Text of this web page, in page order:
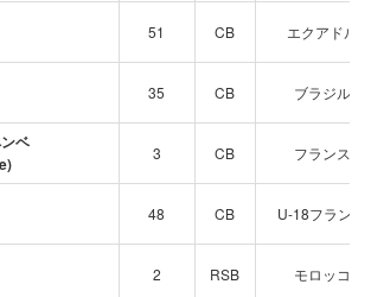
51 CB エクアドル
35 CB ブラジル代
ベ
3 CB フランス代
48 CB U-18フランス
2 RSB モロッコ代